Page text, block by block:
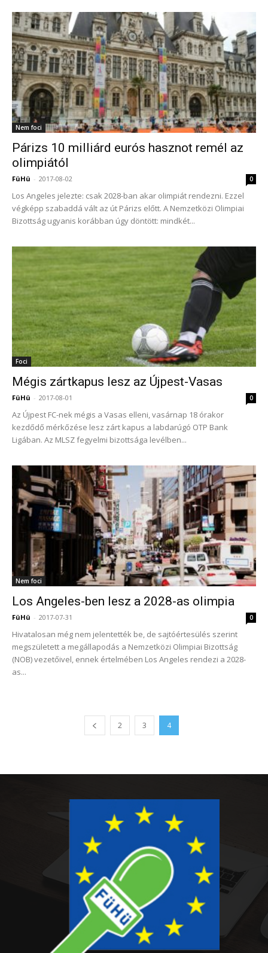
Nem foci
Párizs 10 milliárd eurós hasznot remél az
olimpiától
FüHü - 2017-08-02 0
Los Angeles jelezte: csak 2028-ban akar olimpiát rendezni. Ezzel
végképp szabaddá vált az út Párizs előtt. A Nemzetközi Olimpiai
Bizottság ugyanis korábban úgy döntött: mindkét...
Foci
Mégis zártkapus lesz az Újpest-Vasas
FüHü - 2017-08-01 0
Az Újpest FC-nek mégis a Vasas elleni, vasárnap 18 órakor
kezdődő mérkőzése lesz zárt kapus a labdarúgó OTP Bank
Ligában. Az MLSZ fegyelmi bizottsága levélben...
Nem foci
Los Angeles-ben lesz a 2028-as olimpia
FüHü - 2017-07-31 0
Hivatalosan még nem jelentették be, de sajtóértesülés szerint
megszületett a megállapodás a Nemzetközi Olimpiai Bizottság
(NOB) vezetőivel, ennek értelmében Los Angeles rendezi a 2028-
as...
2 3 4